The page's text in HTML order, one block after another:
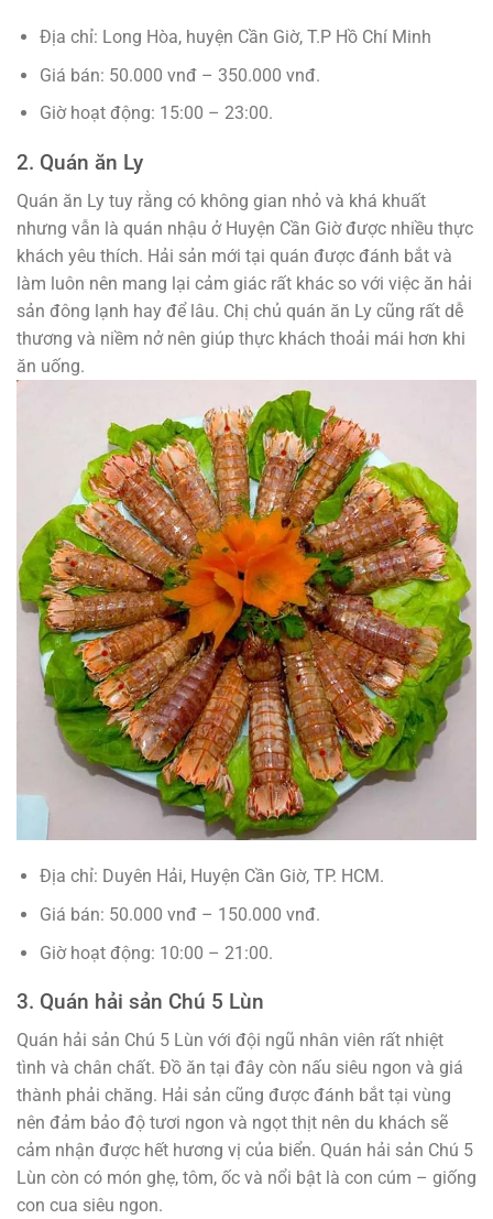
Địa chỉ: Long Hòa, huyện Cần Giờ, T.P Hồ Chí Minh
Giá bán: 50.000 vnđ – 350.000 vnđ.
Giờ hoạt động: 15:00 – 23:00.
2. Quán ăn Ly
Quán ăn Ly tuy rằng có không gian nhỏ và khá khuất
nhưng vẫn là quán nhậu ở Huyện Cần Giờ được nhiều thực
khách yêu thích. Hải sản mới tại quán được đánh bắt và
làm luôn nên mang lại cảm giác rất khác so với việc ăn hải
sản đông lạnh hay để lâu. Chị chủ quán ăn Ly cũng rất dễ
thương và niềm nở nên giúp thực khách thoải mái hơn khi
ăn uống.
Địa chỉ: Duyên Hải, Huyện Cần Giờ, TP. HCM.
Giá bán: 50.000 vnđ – 150.000 vnđ.
Giờ hoạt động: 10:00 – 21:00.
3. Quán hải sản Chú 5 Lùn
Quán hải sản Chú 5 Lùn với đội ngũ nhân viên rất nhiệt
tình và chân chất. Đồ ăn tại đây còn nấu siêu ngon và giá
thành phải chăng. Hải sản cũng được đánh bắt tại vùng
nên đảm bảo độ tươi ngon và ngọt thịt nên du khách sẽ
cảm nhận được hết hương vị của biển. Quán hải sản Chú 5
Lùn còn có món ghẹ, tôm, ốc và nổi bật là con cúm – giống
con cua siêu ngon.